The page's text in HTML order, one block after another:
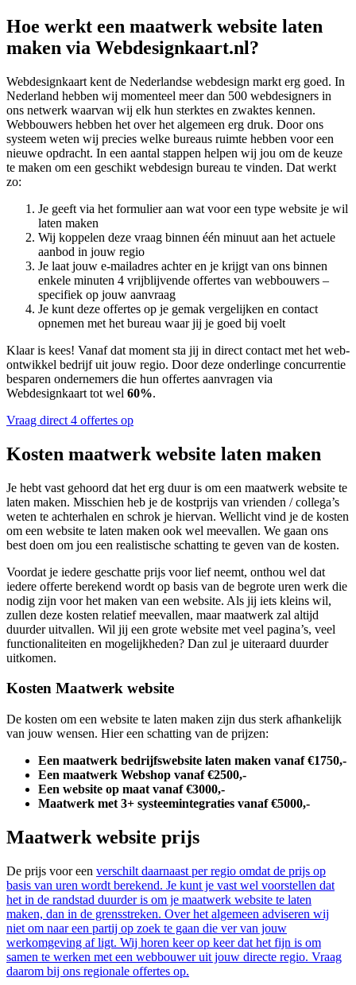
Hoe werkt een maatwerk website laten
maken via Webdesignkaart.nl?
Webdesignkaart kent de Nederlandse webdesign markt erg goed. In
Nederland hebben wij momenteel meer dan 500 webdesigners in
ons netwerk waarvan wij elk hun sterktes en zwaktes kennen.
Webbouwers hebben het over het algemeen erg druk. Door ons
systeem weten wij precies welke bureaus ruimte hebben voor een
nieuwe opdracht. In een aantal stappen helpen wij jou om de keuze
te maken om een geschikt webdesign bureau te vinden. Dat werkt
zo:
Je geeft via het formulier aan wat voor een type website je wil
laten maken
Wij koppelen deze vraag binnen één minuut aan het actuele
aanbod in jouw regio
Je laat jouw e-mailadres achter en je krijgt van ons binnen
enkele minuten 4 vrijblijvende offertes van webbouwers –
specifiek op jouw aanvraag
Je kunt deze offertes op je gemak vergelijken en contact
opnemen met het bureau waar jij je goed bij voelt
Klaar is kees! Vanaf dat moment sta jij in direct contact met het web-
ontwikkel bedrijf uit jouw regio. Door deze onderlinge concurrentie
besparen ondernemers die hun offertes aanvragen via
Webdesignkaart tot wel 60%.
Vraag direct 4 offertes op
Kosten maatwerk website laten maken
Je hebt vast gehoord dat het erg duur is om een maatwerk website te
laten maken. Misschien heb je de kostprijs van vrienden / collega’s
weten te achterhalen en schrok je hiervan. Wellicht vind je de kosten
om een website te laten maken ook wel meevallen. We gaan ons
best doen om jou een realistische schatting te geven van de kosten.
Voordat je iedere geschatte prijs voor lief neemt, onthou wel dat
iedere offerte berekend wordt op basis van de begrote uren werk die
nodig zijn voor het maken van een website. Als jij iets kleins wil,
zullen deze kosten relatief meevallen, maar maatwerk zal altijd
duurder uitvallen. Wil jij een grote website met veel pagina’s, veel
functionaliteiten en mogelijkheden? Dan zul je uiteraard duurder
uitkomen.
Kosten Maatwerk website
De kosten om een website te laten maken zijn dus sterk afhankelijk
van jouw wensen. Hier een schatting van de prijzen:
Een maatwerk bedrijfswebsite laten maken vanaf €1750,-
Een maatwerk Webshop vanaf €2500,-
Een website op maat vanaf €3000,-
Maatwerk met 3+ systeemintegraties vanaf €5000,-
Maatwerk website prijs
De prijs voor een verschilt daarnaast per regio omdat de prijs op
basis van uren wordt berekend. Je kunt je vast wel voorstellen dat
het in de randstad duurder is om je maatwerk website te laten
maken, dan in de grensstreken. Over het algemeen adviseren wij
niet om naar een partij op zoek te gaan die ver van jouw
werkomgeving af ligt. Wij horen keer op keer dat het fijn is om
samen te werken met een webbouwer uit jouw directe regio. Vraag
daarom bij ons regionale offertes op.